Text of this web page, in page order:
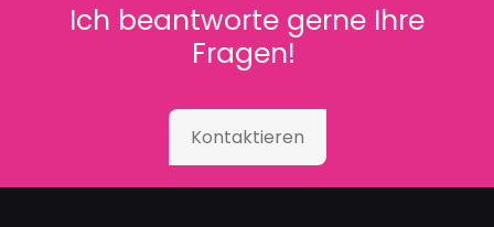
Ich beantworte gerne Ihre
Fragen!
Kontaktieren